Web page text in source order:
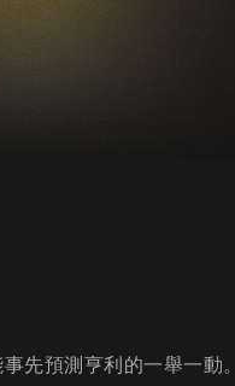
先預測亨利的一舉一動。